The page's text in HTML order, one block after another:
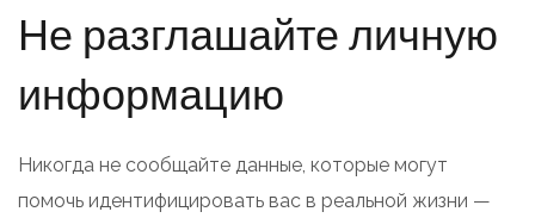
Не разглашайте личную
информацию
Никогда не сообщайте данные, которые могут
помочь идентифицировать вас в реальной жизни —